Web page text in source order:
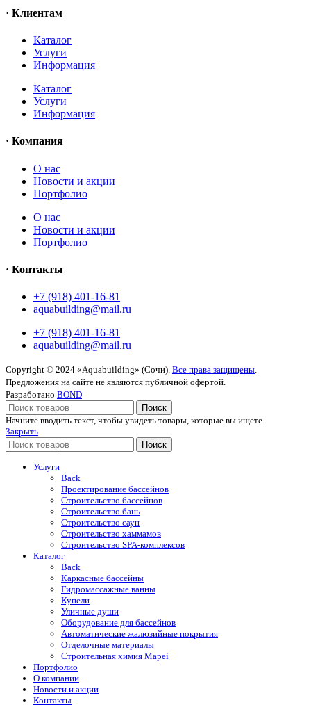
· Клиентам
Каталог
Услуги
Информация
Каталог
Услуги
Информация
· Компания
O нас
Новости и акции
Портфолио
O нас
Новости и акции
Портфолио
· Контакты
+7 (918) 401-16-81
aquabuilding@mail.ru
+7 (918) 401-16-81
aquabuilding@mail.ru
Copyright © 2024 «Aquabuilding» (Сочи). Все права защищены.
Предложения на сайте не являются публичной офертой.
Разработано BOND
Поиск
Начните вводить текст, чтобы увидеть товары, которые вы ищете.
Закрыть
Поиск
Услуги
Back
Проектирование бассейнов
Строительство бассейнов
Строительство бань
Строительство саун
Строительство хаммамов
Строительство SPA-комплексов
Каталог
Back
Каркасные бассейны
Гидромассажные ванны
Купели
Уличные души
Оборудование для бассейнов
Автоматические жалюзийные покрытия
Отделочные материалы
Строительная химия Mapei
Портфолио
O компании
Новости и акции
Контакты